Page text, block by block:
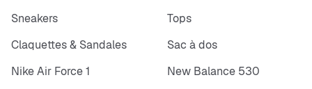
Sneakers
Tops
Claquettes & Sandales
Sac à dos
Nike Air Force 1
New Balance 530